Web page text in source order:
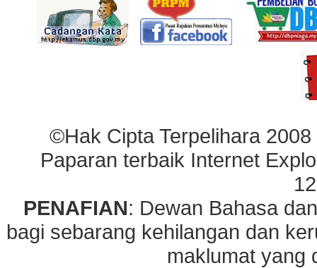
©Hak Cipta Terpelihara
Paparan terbaik Internet
PENAFIAN: Dewan Bahasa
bagi sebarang kehilangan dan
maklumat yang